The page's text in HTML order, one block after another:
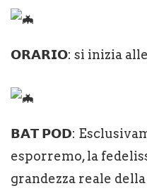
𝗢𝗥𝗔𝗥𝗜𝗢: si inizia alle
𝗕𝗔𝗧 𝗣𝗢𝗗:
esporremo, la
grandezza reale